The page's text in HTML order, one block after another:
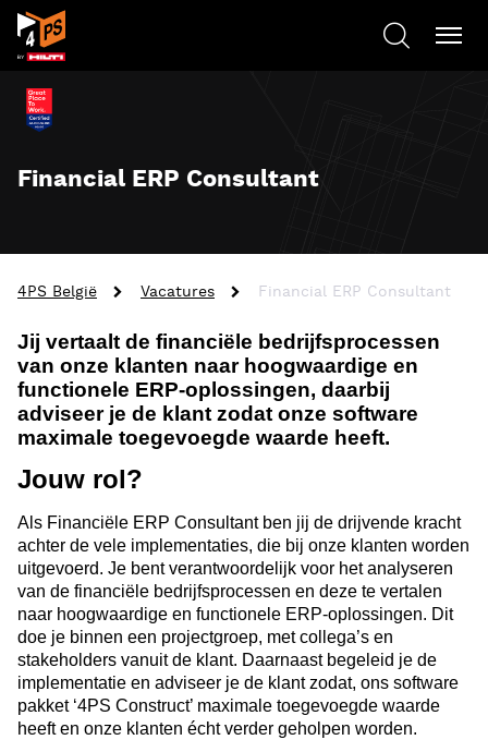
Financial ERP Consultant
4PS België Vacatures Financial ERP Consultant
Jij vertaalt de financiële bedrijfsprocessen
van onze klanten naar hoogwaardige en
functionele ERP-oplossingen, daarbij
adviseer je de klant zodat onze software
maximale toegevoegde waarde heeft.
Jouw rol?
Als Financiële ERP Consultant ben jij de drijvende kracht
achter de vele implementaties, die bij onze klanten worden
uitgevoerd. Je bent verantwoordelijk voor het analyseren
van de financiële bedrijfsprocessen en deze te vertalen
naar hoogwaardige en functionele ERP-oplossingen. Dit
doe je binnen een projectgroep, met collega’s en
stakeholders vanuit de klant. Daarnaast begeleid je de
implementatie en adviseer je de klant zodat, ons software
pakket ‘4PS Construct’ maximale toegevoegde waarde
heeft en onze klanten écht verder geholpen worden.